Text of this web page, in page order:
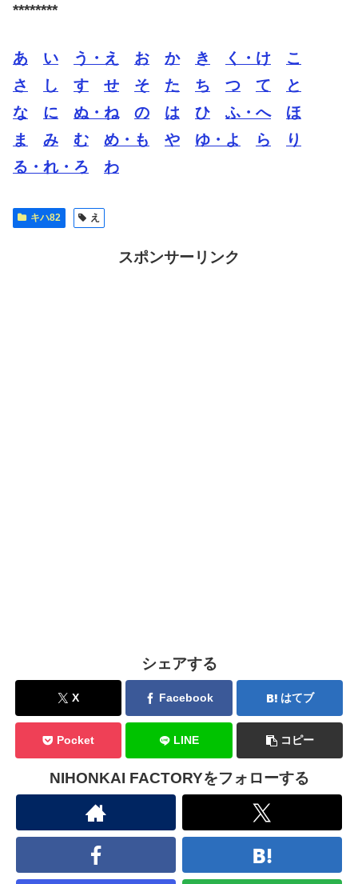
********
あ い う・え お か き く・け
こ
さ
し す せ そ た ち つ て
と
な
に ぬ・ね の は ひ ふ・へ
ほ
ま
み む め・も や ゆ・よ ら
り
る・れ・ろ
わ
キハ82 え
スポンサーリンク
シェアする
X Facebook はてブ
Pocket LINE コピー
NIHONKAI FACTORYをフォローする